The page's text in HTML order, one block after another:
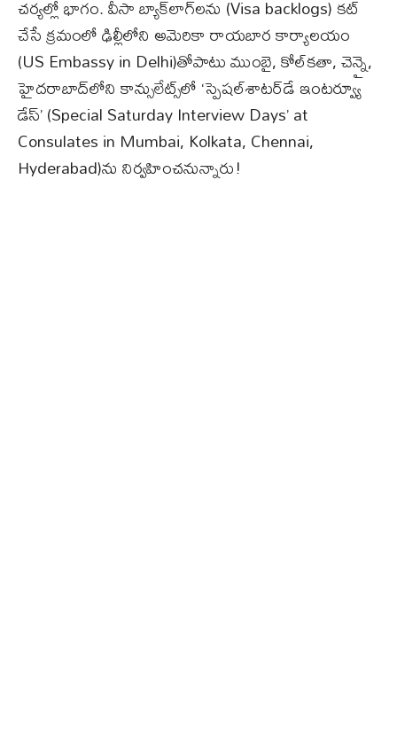
చర్యల్లో భాగం. వీసా బ్యాక్​లాగ్‌లను (Visa backlogs) కట్
చేసే క్రమంలో ఢిల్లీలోని అమెరికా రాయబార కార్యాలయం
(US Embassy in Delhi)తోపాటు ముంబై, కోల్‌కతా, చెన్నై,
హైదరాబాద్‌లోని కాన్సులేట్స్‌లో ‘స్పెషల్​శాటర్​డే ఇంటర్వ్యూ
డేస్’ (Special Saturday Interview Days’ at
Consulates in Mumbai, Kolkata, Chennai,
Hyderabad)ను నిర్వహించనున్నారు!